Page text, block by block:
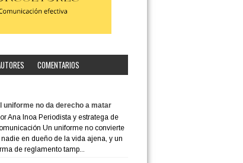
COMENTARIOS
uniforme no da derecho a matar
Ana Inoa Periodista y estratega de
Un uniforme no convierte
nadie en dueño de la vida ajena, y un
de reglamento tamp...